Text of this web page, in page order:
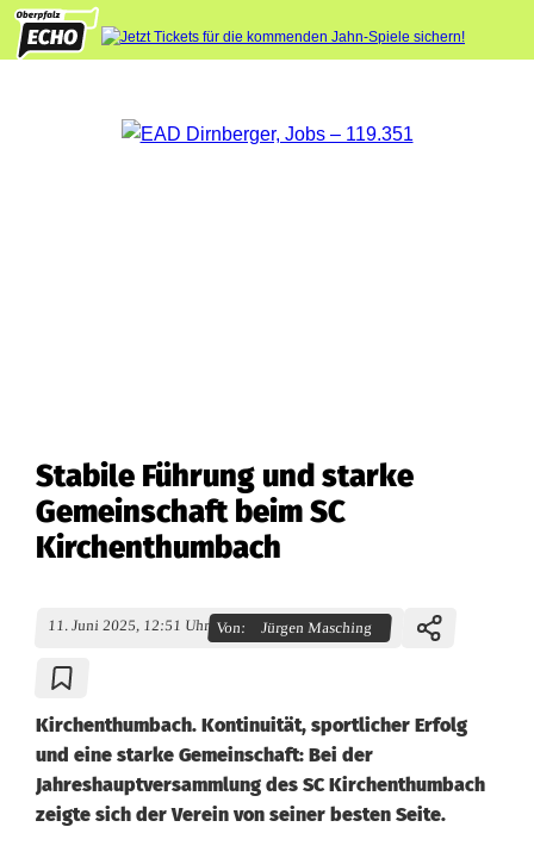
Stabile Führung und starke
Gemeinschaft beim SC
Kirchenthumbach
11. Juni 2025, 12:51 Uhr Von: Jürgen Masching
Kirchenthumbach. Kontinuität, sportlicher Erfolg
und eine starke Gemeinschaft: Bei der
Jahreshauptversammlung des SC Kirchenthumbach
zeigte sich der Verein von seiner besten Seite.